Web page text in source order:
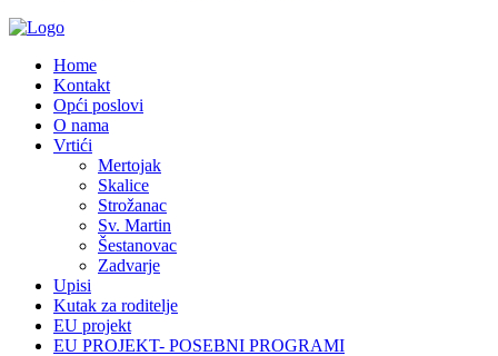
Home
Kontakt
Opći poslovi
O nama
Vrtići
Mertojak
Skalice
Strožanac
Sv. Martin
Šestanovac
Zadvarje
Upisi
Kutak za roditelje
EU projekt
EU PROJEKT- POSEBNI PROGRAMI